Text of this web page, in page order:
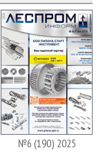
№6 (190) 2025